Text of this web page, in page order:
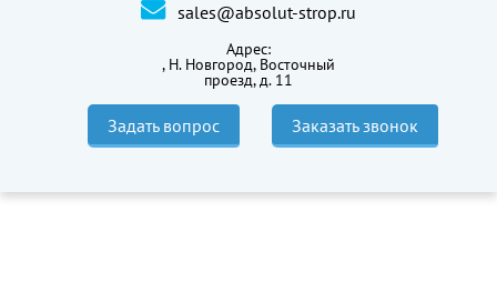
sales@absolut-strop.ru
Адрес:
, Н. Новгород, Восточный
проезд, д. 11
Задать вопрос Заказать звонок